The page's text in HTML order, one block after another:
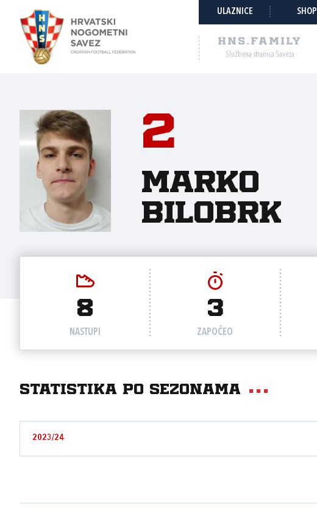
ULAZNICE SHOP
HNS.FAMILY
Službena stranica Saveza
2
Marko
Bilobrk
8
NASTUPI
3
ZAPOČEO
Statistika po sezonama
2023/24